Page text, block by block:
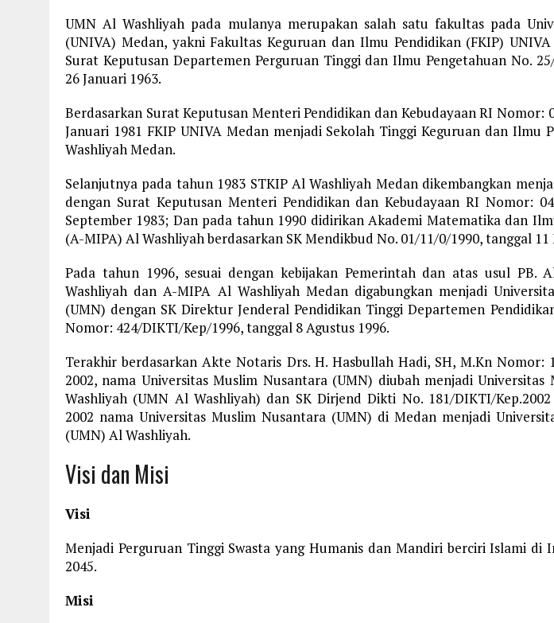
UMN Al Washliyah pada mulanya merupakan salah satu fakultas pada
(UNIVA) Medan, yakni Fakultas Keguruan dan Ilmu Pendidikan (FKIP)
Surat Keputusan Departemen Perguruan Tinggi dan Ilmu Pengetahuan No.
26 Januari 1963.
Berdasarkan Surat Keputusan Menteri Pendidikan dan Kebudayaan RI Nomor:
Januari 1981 FKIP UNIVA Medan menjadi Sekolah Tinggi Keguruan dan Ilmu
Washliyah Medan.
Selanjutnya pada tahun 1983 STKIP Al Washliyah Medan dikembangkan
dengan Surat Keputusan Menteri Pendidikan dan Kebudayaan RI Nomor:
September 1983; Dan pada tahun 1990 didirikan Akademi Matematika dan
(A-MIPA) Al Washliyah berdasarkan SK Mendikbud No. 01/11/0/1990, tanggal 11
Pada tahun 1996, sesuai dengan kebijakan Pemerintah dan atas usul PB.
Washliyah dan A-MIPA Al Washliyah Medan digabungkan menjadi
(UMN) dengan SK Direktur Jenderal Pendidikan Tinggi Departemen
Nomor: 424/DIKTI/Kep/1996, tanggal 8 Agustus 1996.
Terakhir berdasarkan Akte Notaris Drs. H. Hasbullah Hadi, SH, M.Kn Nomor:
2002, nama Universitas Muslim Nusantara (UMN) diubah menjadi
Washliyah (UMN Al Washliyah) dan SK Dirjend Dikti No. 181/DIKTI/
2002 nama Universitas Muslim Nusantara (UMN) di Medan menjadi
(UMN) Al Washliyah.
Visi dan Misi
Visi
Menjadi Perguruan Tinggi Swasta yang Humanis dan Mandiri berciri Islami di
2045.
Misi